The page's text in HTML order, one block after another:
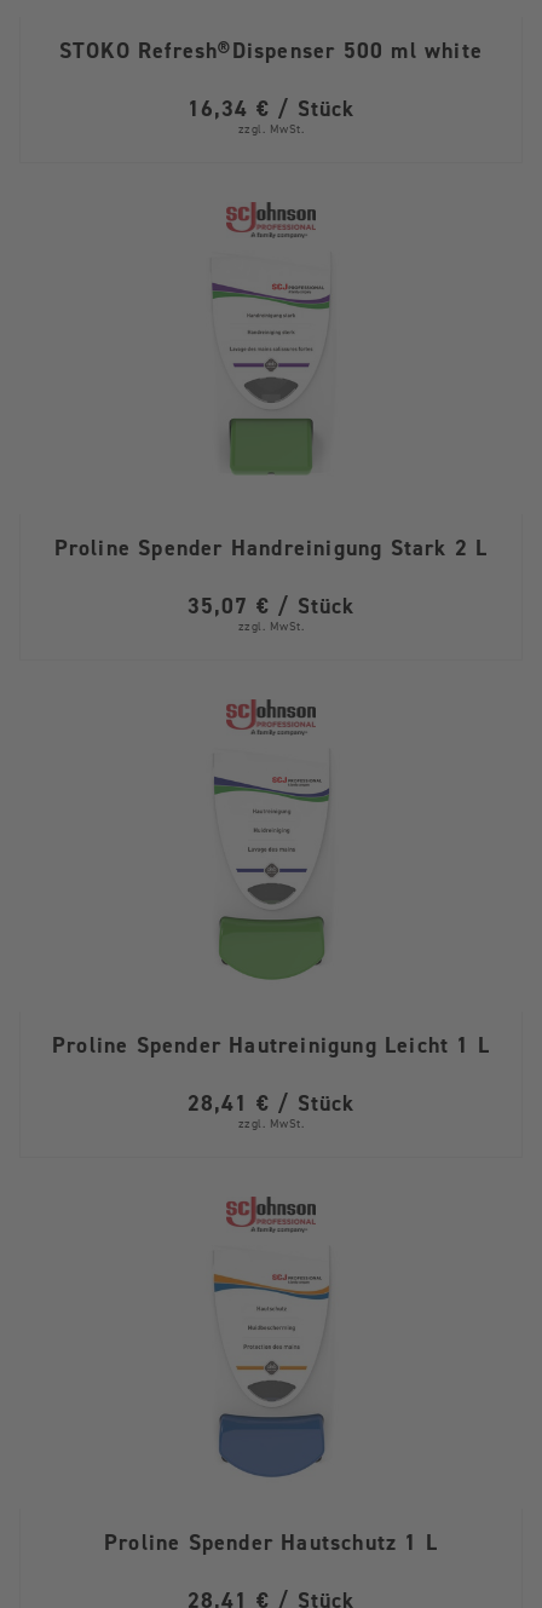
STOKO Refresh®Dispenser 500 ml white
16,34 € / Stück
zzgl. MwSt.
Proline Spender Handreinigung Stark 2 L
35,07 € / Stück
zzgl. MwSt.
Proline Spender Hautreinigung Leicht 1 L
28,41 € / Stück
zzgl. MwSt.
Proline Spender Hautschutz 1 L
28,41 € / Stück